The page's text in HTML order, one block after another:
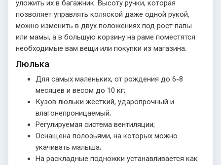
уложить их в багажник. Высоту ручки, которая
позволяет управлять коляской даже одной рукой,
можно изменить в двух положениях под рост папы
или мамы, а в большую корзину на раме поместятся
необходимые вам вещи или покупки из магазина.
Люлька
Для самых маленьких, от рождения до 6-8
месяцев и весом до 10 кг;
Кузов люльки жёсткий, ударопрочный и
влагонепроницаемый;
Регулируемая система вентиляции;
Оснащена полозьями, на которых можно
укачивать малыша;
На раскладные подножки устанавливается как